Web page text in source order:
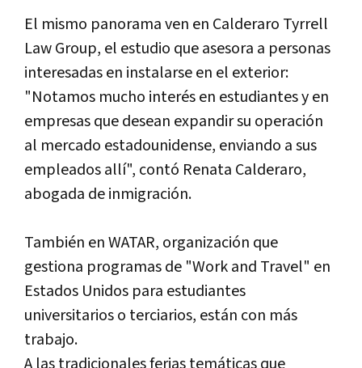
El mismo panorama ven en Calderaro Tyrrell
Law Group, el estudio que asesora a personas
interesadas en instalarse en el exterior:
"Notamos mucho interés en estudiantes y en
empresas que desean expandir su operación
al mercado estadounidense, enviando a sus
empleados allí", contó Renata Calderaro,
abogada de inmigración.
También en WATAR, organización que
gestiona programas de "Work and Travel" en
Estados Unidos para estudiantes
universitarios o terciarios, están con más
trabajo.